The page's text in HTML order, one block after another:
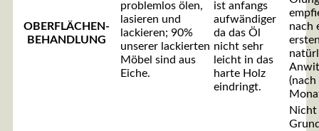
OBERFLÄCHEN-
BEHANDLUNG
problemlos ölen,
lasieren und
lackieren; 90%
unserer lackierten
Möbel sind aus
Eiche.
ist anfangs
aufwändiger
da das Öl
nicht sehr
leicht in das
harte Holz
eindringt.
nach
(nach
Nicht